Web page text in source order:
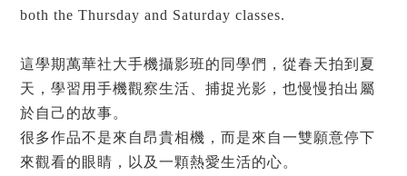
both the Thursday and Saturday classes.
這學期萬華社大手機攝影班的同學們，從春天拍到夏
天，學習用手機觀察生活、捕捉光影，也慢慢拍出屬
於自己的故事。
很多作品不是來自昂貴相機，而是來自一雙願意停下
來觀看的眼睛，以及一顆熱愛生活的心。